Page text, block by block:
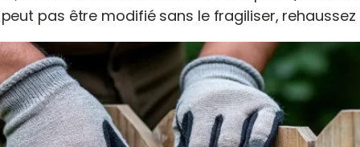
pas être modifié sans le fragiliser, rehaussez